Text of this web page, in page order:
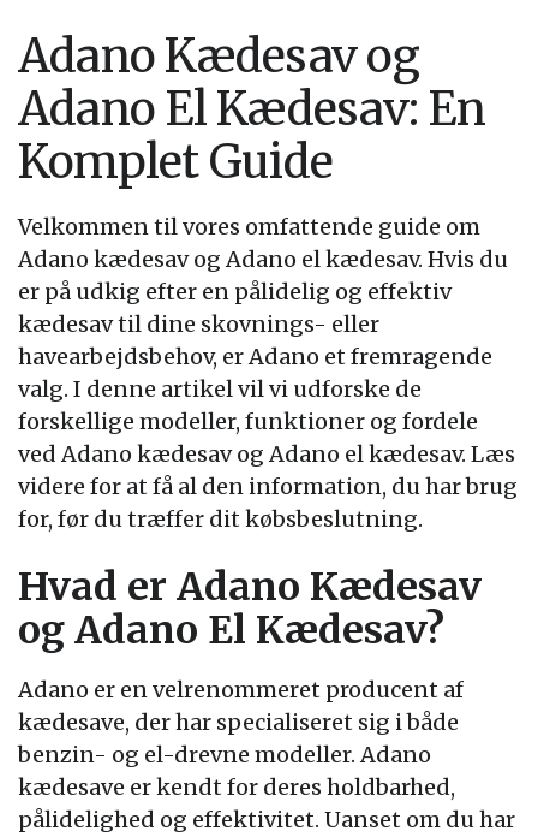
Adano Kædesav og
Adano El Kædesav: En
Komplet Guide
Velkommen til vores omfattende guide om
Adano kædesav og Adano el kædesav. Hvis du
er på udkig efter en pålidelig og effektiv
kædesav til dine skovnings- eller
havearbejdsbehov, er Adano et fremragende
valg. I denne artikel vil vi udforske de
forskellige modeller, funktioner og fordele
ved Adano kædesav og Adano el kædesav. Læs
videre for at få al den information, du har brug
for, før du træffer dit købsbeslutning.
Hvad er Adano Kædesav
og Adano El Kædesav?
Adano er en velrenommeret producent af
kædesave, der har specialiseret sig i både
benzin- og el-drevne modeller. Adano
kædesave er kendt for deres holdbarhed,
pålidelighed og effektivitet. Uanset om du har